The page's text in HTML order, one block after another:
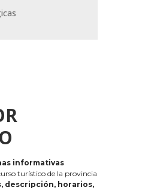
informativas
turístico de la provincia
descripción, horarios,